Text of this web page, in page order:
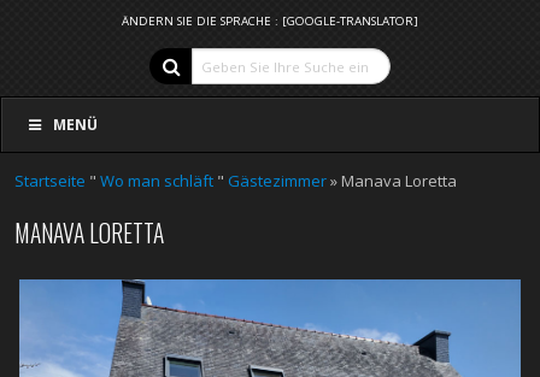
ÄNDERN SIE DIE SPRACHE : [GOOGLE-TRANSLATOR]
MENÜ
Startseite "Wo man schläft " Gästezimmer» Manava Loretta
MANAVA LORETTA